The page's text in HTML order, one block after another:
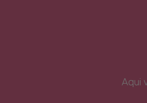
Aqui